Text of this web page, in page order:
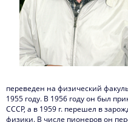
переведен на физический
1955 году. В 1956 году он был
СССР, а в 1959 г. перешел в
физики. В числе пионеров он